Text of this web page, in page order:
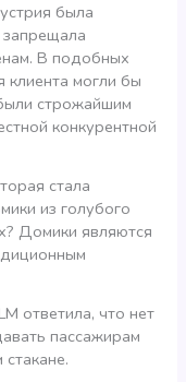
была
запрещала
В подобных
клиента могли бы
строжайшим
конкурентной
стала
из голубого
Домики являются
ответила, что нет
пассажирам